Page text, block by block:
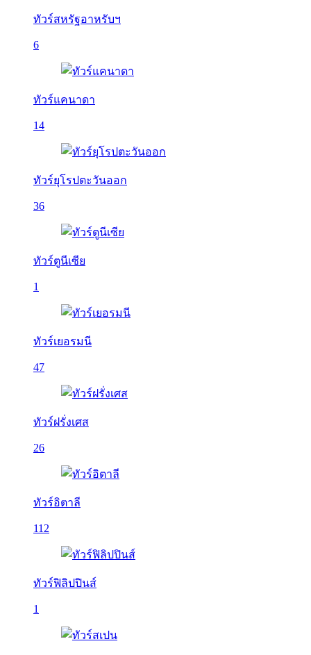
ทัวร์สหรัฐอาหรับฯ
6
ทัวร์แคนาดา
14
ทัวร์ยุโรปตะวันออก
36
ทัวร์ตูนีเซีย
1
ทัวร์เยอรมนี
47
ทัวร์ฝรั่งเศส
26
ทัวร์อิตาลี
112
ทัวร์ฟิลิปปินส์
1